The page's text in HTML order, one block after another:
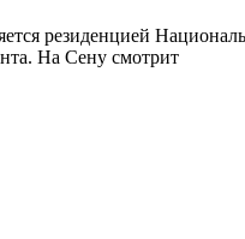
резиденцией
На Сену смотрит